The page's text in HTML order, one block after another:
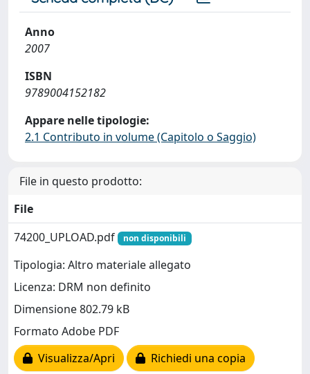
Anno
2007
ISBN
9789004152182
Appare nelle tipologie:
2.1 Contributo in volume (Capitolo o Saggio)
File in questo prodotto:
File
74200_UPLOAD.pdf
non disponibili
Tipologia: Altro materiale allegato
Licenza: DRM non definito
Dimensione 802.79 kB
Formato Adobe PDF
Visualizza/Apri
Richiedi una copia